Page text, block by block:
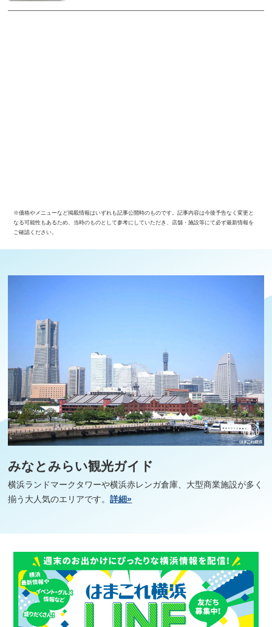
※価格やメニューなど掲載情報はいずれも記事公開時のものです。記事内容は今後予告なく変更と
なる可能性もあるため、当時のものとして参考にしていただき、店舗・施設等にて必ず最新情報を
ご確認ください。
みなとみらい観光ガイド
横浜ランドマークタワーや横浜赤レンガ倉庫、大型商業施設が多く
揃う大人気のエリアです。詳細»
観光ガイド
ランキング
サイトについて